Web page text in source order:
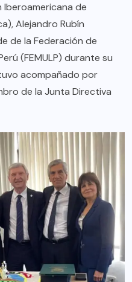
de
Alejandro Rubín
de la Federación de
(FEMULP) durante su
acompañado por
de la Junta Directiva